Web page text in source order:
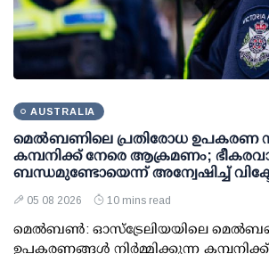
AUSTRALIA
മെല്‍ബണിലെ പ്രതിരോധ ഉപകരണ
കമ്പനിക്ക് നേരെ ആക്രമണം;
ബന്ധമുണ്ടോയെന്ന് അന്വേഷിച്ച്
05 08 2026 10 mins read
മെല്‍ബണ്‍: ഓസ്ട്രേലിയയിലെ
ഉപകരണങ്ങള്‍ നിര്‍മ്മിക്കുന്ന